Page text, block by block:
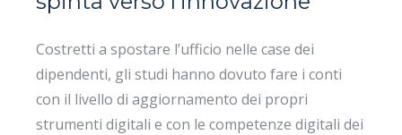
Costretti a spostare l’ufficio nelle case dei
dipendenti, gli studi hanno dovuto fare i conti
con il livello di aggiornamento dei propri
strumenti digitali e con le competenze digitali dei